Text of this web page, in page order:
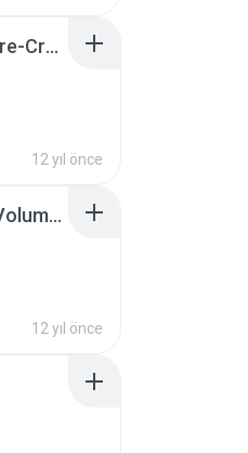
Sony Vegas Pro 12.0.770 (64-bit) Pre-Cracked.zip
12 yıl önce
Junior Miss Pageant 1999 Series (Volume I Part I NC 6).7z
12 yıl önce